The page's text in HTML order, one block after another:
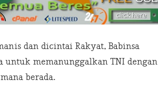
dan dicintai Rakyat, Babinsa
memanunggalkan TNI dengan
berada.